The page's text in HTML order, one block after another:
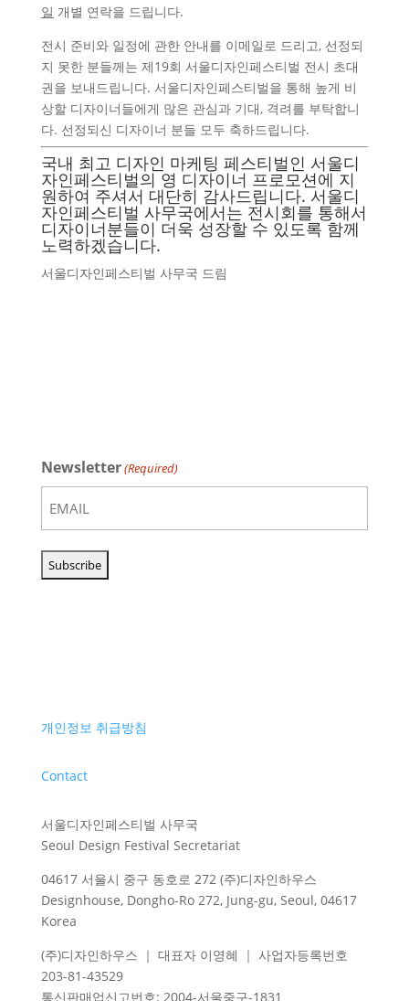
일 개별 연락을 드립니다.
전시 준비와 일정에 관한 안내를 이메일로 드리고, 선정되
지 못한 분들께는 제19회 서울디자인페스티벌 전시 초대
권을 보내드립니다. 서울디자인페스티벌을 통해 높게 비
상할 디자이너들에게 많은 관심과 기대, 격려를 부탁합니
다. 선정되신 디자이너 분들 모두 축하드립니다.
국내 최고 디자인 마케팅 페스티벌인 서울디
자인페스티벌의 영 디자이너 프로모션에 지
원하여 주셔서 대단히 감사드립니다. 서울디
자인페스티벌 사무국에서는 전시회를 통해서
디자이너분들이 더욱 성장할 수 있도록 함께
노력하겠습니다.
서울디자인페스티벌 사무국 드림
Newsletter(Required)
개인정보 취급방침
Contact
서울디자인페스티벌 사무국
Seoul Design Festival Secretariat
04617 서울시 중구 동호로 272 (주)디자인하우스
Designhouse, Dongho-Ro 272, Jung-gu, Seoul, 04617
Korea
(주)디자인하우스 ｜ 대표자 이영혜 ｜ 사업자등록번호
203-81-43529
통신판매업신고번호: 2004-서울중구-1831